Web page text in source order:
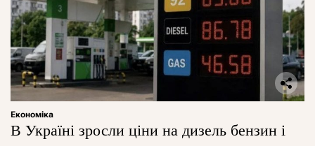
Економіка
В Україні зросли ціни на дизель бензин і